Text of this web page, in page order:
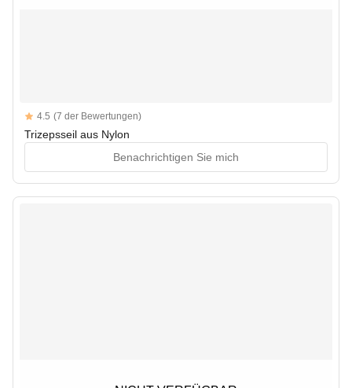
Reviews
4.5 out of 5 stars
4.5 (7 der Bewertungen)
Trizepsseil aus Nylon
Benachrichtigen Sie mich